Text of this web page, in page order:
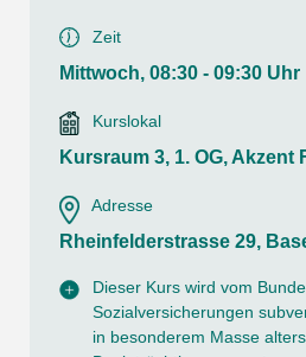
Zeit
Mittwoch, 08:30 - 09:30 Uhr
Kurslokal
Kursraum 3, 1. OG, Akzent
Adresse
Rheinfelderstrasse 29,
Dieser Kurs wird vom
Sozialversicherungen
in besonderem Masse